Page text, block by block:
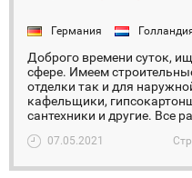
Германия
Доброго времени суток,
сфере. Имеем
отделки так и для
кафельщики,
сантехники и другие. Все
07.05.2021